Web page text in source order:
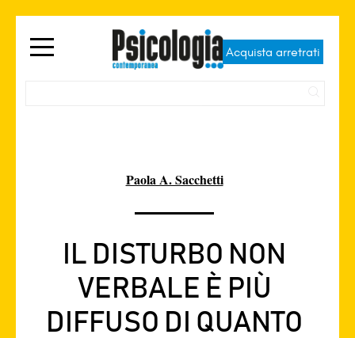
Acquista arretrati
Paola A. Sacchetti
IL DISTURBO NON
VERBALE È PIÙ
DIFFUSO DI QUANTO